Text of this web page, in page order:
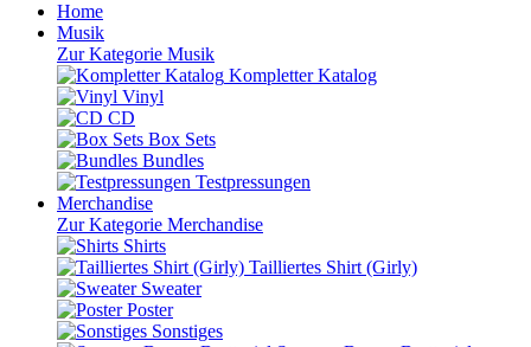
Home
Musik
Zur Kategorie Musik
Kompletter Katalog
Vinyl
CD
Box Sets
Bundles
Testpressungen
Merchandise
Zur Kategorie Merchandise
Shirts
Tailliertes Shirt (Girly)
Sweater
Poster
Sonstiges